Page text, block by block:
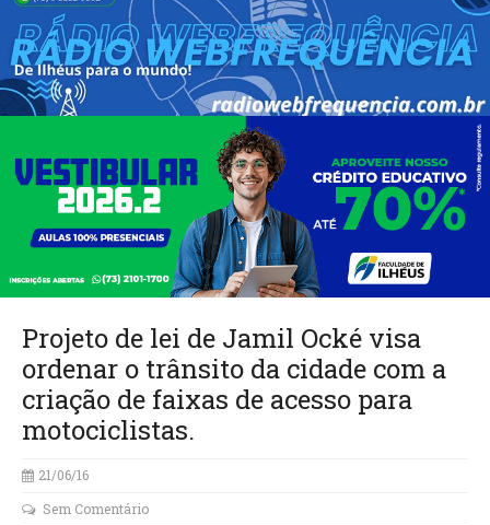
Projeto de lei de Jamil Ocké visa
ordenar o trânsito da cidade com a
criação de faixas de acesso para
motociclistas.
21/06/16
Sem Comentário